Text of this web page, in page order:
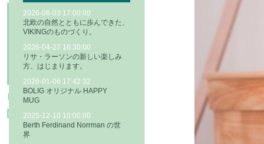
2026-06-03 17:00:00
北欧の自然とともに歩んできた、
VIKINGのものづくり。
2026-04-27 16:30:00
リサ・ラーソンの新しい楽しみ
方、はじまります。
2026-01-06 17:42:32
BOLIG オリジナル HAPPY
MUG
2025-12-10 10:00:00
Berth Ferdinand Norrman の世
界